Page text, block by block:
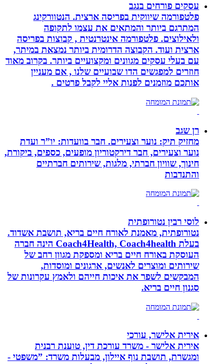
עסקים פורחים בנגב
פלטפורמה שיווקית בפריסה ארצית. הנטוורקינג
המתרגם ביותר והמתאים את עצמו לתקופה
ולאילוצים. פלטפורמה אינטרנטית , קבוצות בפריסה
ארצית ועוד. הקבוצה הדרומית ביותר נמצאת במיתר,
עם בעלי עסקים מגוונים ומקצועיים ביותר. בקרוב מאוד
חוזרים למפגשים הדו שבועיים שלנו , אם מעניין
אותכם מוזמנים לפנות אליי לקבל פרטים .
רן שגב
מחזיק תיק: נוער וצעירים. חבר בוועדות: יו”ר ועדת
נוער וצעירים, חבר דירקטוריון מופעים, כספים, ביקורת,
חינוך, שוויון חברתי, מלגות, שירותים חברתיים
והתנדבות
לוסי רבין נטורופתית
נטורופתית, מאמנת לאורח חיים בריא, תושבת אשדוד.
בעלת Coach4Health, Coach4health הינה חברה
העוסקת באורח חיים בריא ומספקת מגוון רחב של
שירותים ומוצרים לאנשים, ארגונים ומוסדות,
המבקשים לשפר את איכות חייהם ולאמץ עקרונות של
סגנון חיים בריא.
אירית אלישר, עורכי
אירית אלישר - משרד עורכת דין, טוענת רבנית
ומגשרת, תושבת נוף איילון, מבעלות משרד: ”משפטי -